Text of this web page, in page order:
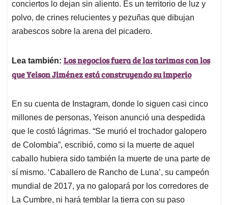
conciertos lo dejan sin aliento. Es un territorio de luz y
polvo, de crines relucientes y pezuñas que dibujan
arabescos sobre la arena del picadero.
Lea también: Los negocios fuera de las tarimas con los
que Yeison Jiménez está construyendo su imperio
En su cuenta de Instagram, donde lo siguen casi cinco
millones de personas, Yeison anunció una despedida
que le costó lágrimas. “Se murió el trochador galopero
de Colombia”, escribió, como si la muerte de aquel
caballo hubiera sido también la muerte de una parte de
sí mismo. ‘Caballero de Rancho de Luna’, su campeón
mundial de 2017, ya no galopará por los corredores de
La Cumbre, ni hará temblar la tierra con su paso